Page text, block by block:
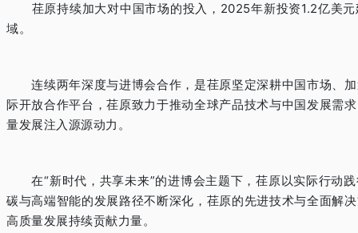
荏原持续加大对中国市场的投入， 2025年新投资1.2亿美
域。
连续两年深度与进博会合作，是荏原坚定深耕中国市场、
际开放合作平台，荏原致力于推动全球产品技术与中国发展需
量发展注入源源动力。
在“新时代，共享未来”的进博会主题下，荏原以实际行动
碳与高端智能的发展路径不断深化，荏原的先进技术与全面解
高质量发展持续贡献力量。